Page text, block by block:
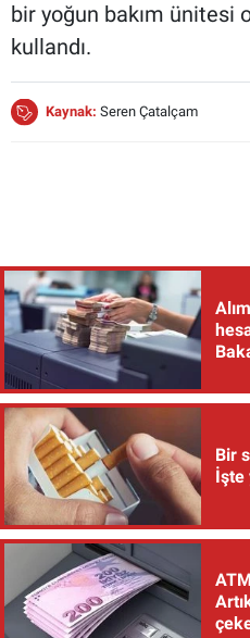
bir yoğun bakım ünitesi
kullandı.
Kaynak: Seren Çatalçam
Bir
İşte